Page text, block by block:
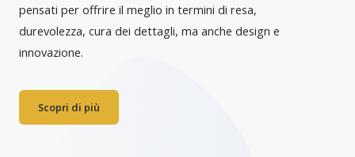
pensati per offrire il meglio in termini di resa,
durevolezza, cura dei dettagli, ma anche design e
innovazione.
Scopri di più